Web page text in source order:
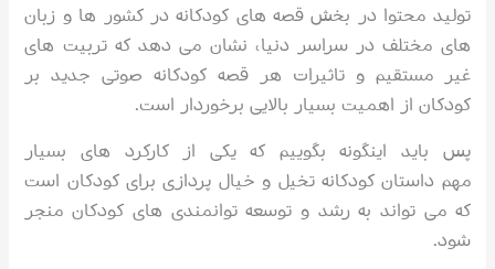
تولید محتوا در بخش قصه های کودکانه در کشور ها و زبان
های مختلف در سراسر دنیا، نشان می دهد که تربیت های
غیر مستقیم و تاثیرات هر قصه کودکانه صوتی جدید بر
کودکان از اهمیت بسیار بالایی برخوردار است.
پس باید اینگونه بگوییم که یکی از کارکرد های بسیار
مهم داستان کودکانه تخیل و خیال پردازی برای کودکان است
که می تواند به رشد و توسعه توانمندی های کودکان منجر
شود.